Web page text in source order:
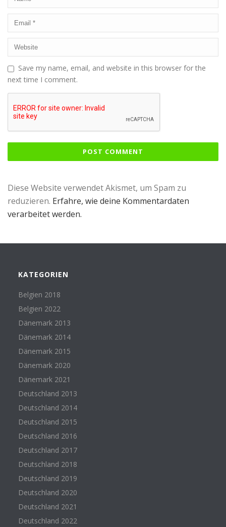
Save my name, email, and website in this browser for the
next time I comment.
Diese Website verwendet Akismet, um Spam zu
reduzieren. Erfahre, wie deine Kommentardaten
verarbeitet werden.
KATEGORIEN
Belgien 2018
Belgien 2022
Dänemark 2013
Dänemark 2014
Dänemark 2015
Dänemark 2020
Dänemark 2021
Deutschland 2013
Deutschland 2014
Deutschland 2015
Deutschland 2016
Deutschland 2017
Deutschland 2018
Deutschland 2019
Deutschland 2020
Deutschland 2021
Deutschland 2022